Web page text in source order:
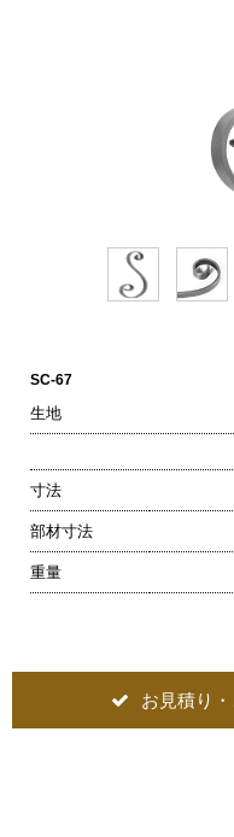
SC-67
生地
寸法
部材寸法
重量
お見積り